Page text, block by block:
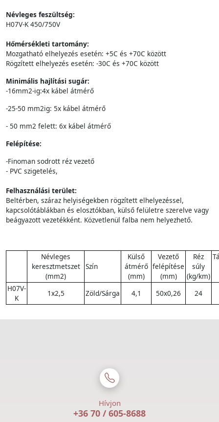
Névleges feszültség:
H07V-K 450/750V
Hőmérsékleti tartomány:
Mozgatható elhelyezés esetén: +5C és +70C között
Rögzített elhelyezés esetén: -30C és +70C között
Minimális hajlítási sugár:
-16mm2-ig:4x kábel átmérő
-25-50 mm2ig: 5x kábel átmérő
- 50 mm2 felett: 6x kábel átmérő
Felépítése:
-Finoman sodrott réz vezető
- PVC szigetelés,
Felhasználási terület:
Beltérben, száraz helyiségekben rögzített elhelyezéssel,
kapcsolótáblákban és elosztókban, külső felületre szerelve vagy
beágyazott vezetékként. Közvetlenül falba nem helyezhető.
Névleges
keresztmetszet
(mm2)
Szín
Külső
átmérő
(mm)
Vezető
felépítése
(mm)
Réz
súly
(kg/km)
H07V-
K
1x2,5 Zöld/Sárga 4,1 50x0,26 24
Hívjon
+36 70 / 605-8688